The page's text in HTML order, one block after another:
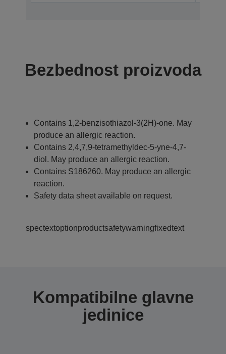
Bezbednost proizvoda
Contains 1,2-benzisothiazol-3(2H)-one. May
produce an allergic reaction.
Contains 2,4,7,9-tetramethyldec-5-yne-4,7-
diol. May produce an allergic reaction.
Contains S186260. May produce an allergic
reaction.
Safety data sheet available on request.
spectextoptionproductsafetywarningfixedtext
Kompatibilne glavne
jedinice